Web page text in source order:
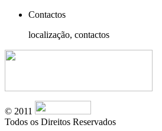
Contactos
localização, contactos
© 2011
Todos os Direitos Reservados